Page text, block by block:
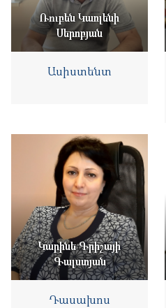
Ռուբեն Կառլենի
Սերոբյան
Ասիստենտ
Կարինե Գրիշայի
Գալստյան
Դասախոս